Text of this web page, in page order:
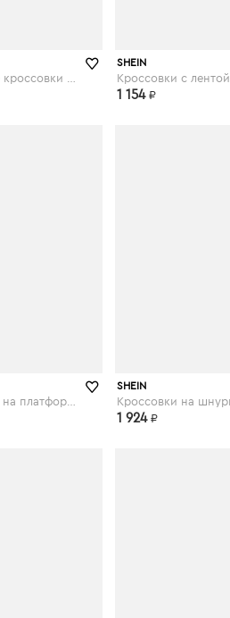
SHEIN
Кроссовки с лентой
1 154 ₽
SHEIN
1 924 ₽